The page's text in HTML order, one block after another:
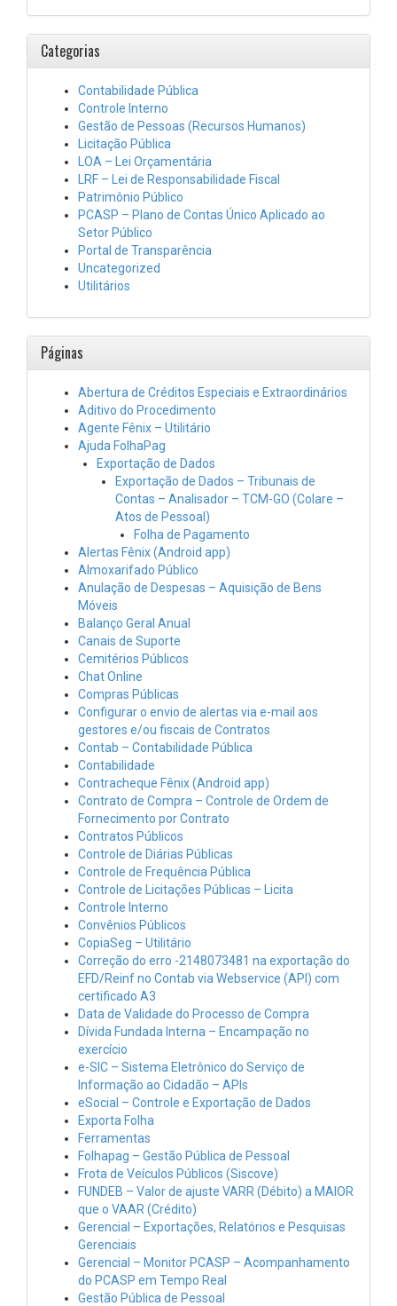
Categorias
Contabilidade Pública
Controle Interno
Gestão de Pessoas (Recursos Humanos)
Licitação Pública
LOA – Lei Orçamentária
LRF – Lei de Responsabilidade Fiscal
Patrimônio Público
PCASP – Plano de Contas Único Aplicado ao
Setor Público
Portal de Transparência
Uncategorized
Utilitários
Páginas
Abertura de Créditos Especiais e Extraordinários
Aditivo do Procedimento
Agente Fênix – Utilitário
Ajuda FolhaPag
Exportação de Dados
Exportação de Dados – Tribunais de
Contas – Analisador – TCM-GO (Colare –
Atos de Pessoal)
Folha de Pagamento
Alertas Fênix (Android app)
Almoxarifado Público
Anulação de Despesas – Aquisição de Bens
Móveis
Balanço Geral Anual
Canais de Suporte
Cemitérios Públicos
Chat Online
Compras Públicas
Configurar o envio de alertas via e-mail aos
gestores e/ou fiscais de Contratos
Contab – Contabilidade Pública
Contabilidade
Contracheque Fênix (Android app)
Contrato de Compra – Controle de Ordem de
Fornecimento por Contrato
Contratos Públicos
Controle de Diárias Públicas
Controle de Frequência Pública
Controle de Licitações Públicas – Licita
Controle Interno
Convênios Públicos
CopiaSeg – Utilitário
Correção do erro -2148073481 na exportação do
EFD/Reinf no Contab via Webservice (API) com
certificado A3
Data de Validade do Processo de Compra
Dívida Fundada Interna – Encampação no
exercício
e-SIC – Sistema Eletrônico do Serviço de
Informação ao Cidadão – APIs
eSocial – Controle e Exportação de Dados
Exporta Folha
Ferramentas
Folhapag – Gestão Pública de Pessoal
Frota de Veículos Públicos (Siscove)
FUNDEB – Valor de ajuste VARR (Débito) a MAIOR
que o VAAR (Crédito)
Gerencial – Exportações, Relatórios e Pesquisas
Gerenciais
Gerencial – Monitor PCASP – Acompanhamento
do PCASP em Tempo Real
Gestão Pública de Pessoal